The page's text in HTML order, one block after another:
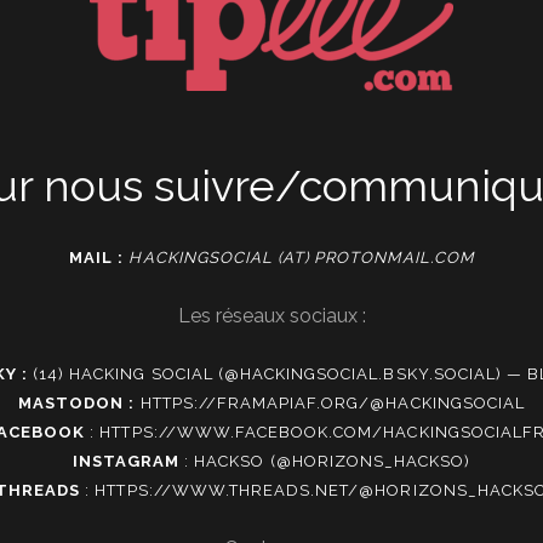
nous suivre/
MAIL : HACKINGSOCIAL (AT) PROTONMAIL.COM
Les réseaux sociaux :
: (14) HACKING SOCIAL (@HACKINGSOCIAL.BSKY.SOCIAL) —
MASTODON : HTTPS://FRAMAPIAF.ORG/@HACKINGSOCIAL
: HTTPS://WWW.FACEBOOK.COM/
INSTAGRAM : HACKSO (@HORIZONS_HACKSO)
: HTTPS://WWW.THREADS.NET/